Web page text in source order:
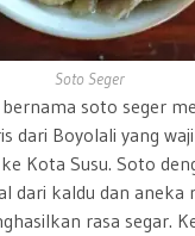
Soto Seger
soto seger
dari Boyolali yang
Kota Susu.Soto
dari kaldu dan aneka
rasa segar.